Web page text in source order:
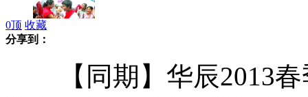
汶川地震帐篷婚礼家庭的五周年
0顶 收藏
分享到：
【同期】华辰2013春